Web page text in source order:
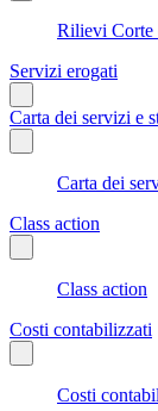
Rilievi Corte
Servizi erogati
Carta dei servizi e
Carta dei
Class action
Class action
Costi contabilizzati
Costi